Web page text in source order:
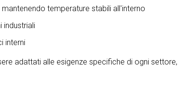
temperature stabili all'interno
industriali
interni
adattati alle esigenze specifiche di ogni settore,